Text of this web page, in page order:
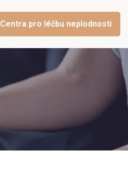
Centra pro léčbu neplodnosti